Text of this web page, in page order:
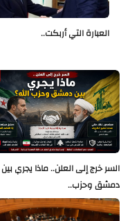
العبارة التي أربكت..
السر خرج إلى العلن.. ماذا يجري بين
دمشق وحزب..